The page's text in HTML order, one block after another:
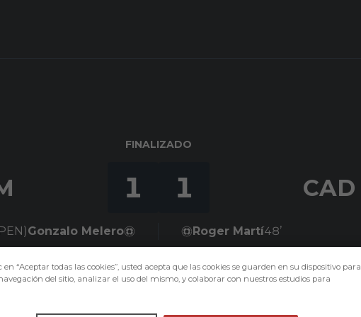
FINALIZADO
1 1 CAD
Gonzalo Melero 48’
Roger Martí
“Aceptar todas las cookies”, usted acepta que las cookies se guarden en su dispositivo para
del sitio, analizar el uso del mismo, y colaborar con nuestros estudios para